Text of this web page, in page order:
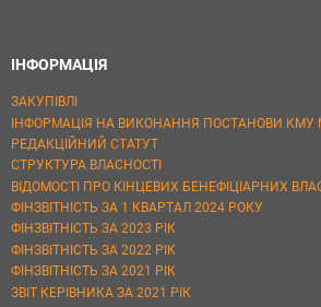
ІНФОРМАЦІЯ
ЗАКУПІВЛІ
ІНФОРМАЦІЯ НА ВИКОНАННЯ ПОСТАНОВИ КМУ
РЕДАКЦІЙНИЙ СТАТУТ
СТРУКТУРА ВЛАСНОСТІ
ВІДОМОСТІ ПРО КІНЦЕВИХ БЕНЕФІЦІАРНИХ
ФІНЗВІТНІСТЬ ЗА 1 КВАРТАЛ 2024 РОКУ
ФІНЗВІТНІСТЬ ЗА 2023 РІК
ФІНЗВІТНІСТЬ ЗА 2022 РІК
ФІНЗВІТНІСТЬ ЗА 2021 РІК
ЗВІТ КЕРІВНИКА ЗА 2021 РІК